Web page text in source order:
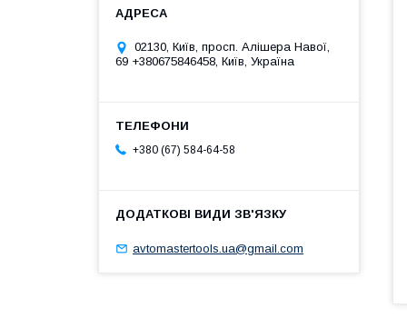
02130, Київ, просп. Алішера Навої,
69 +380675846458, Київ, Україна
+380 (67) 584-64-58
avtomastertools.ua@gmail.com